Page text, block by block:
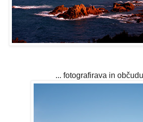
... fotografirava in